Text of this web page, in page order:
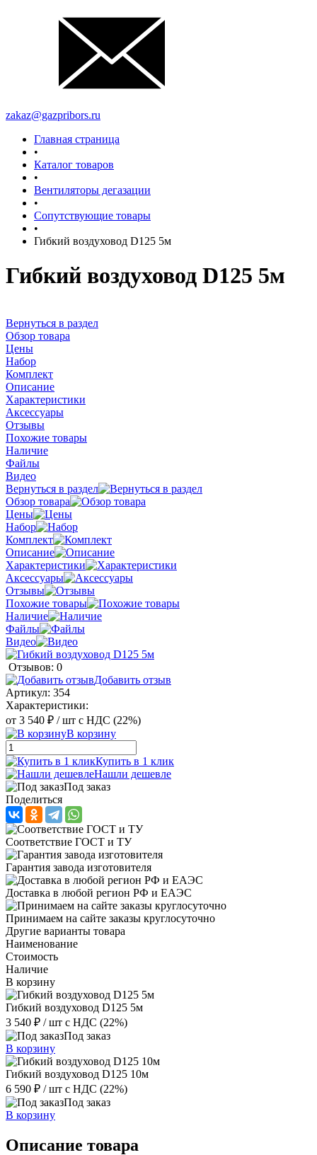
zakaz@gazpribors.ru
Главная страница
•
Каталог товаров
•
Вентиляторы дегазации
•
Сопутствующие товары
•
Гибкий воздуховод D125 5м
Гибкий воздуховод D125 5м
Вернуться в раздел
Обзор товара
Цены
Набор
Комплект
Описание
Характеристики
Аксессуары
Отзывы
Похожие товары
Наличие
Файлы
Видео
Вернуться в раздел
Обзор товара
Цены
Набор
Комплект
Описание
Характеристики
Аксессуары
Отзывы
Похожие товары
Наличие
Файлы
Видео
Отзывов: 0
Добавить отзыв
Артикул: 354
Характеристики:
от 3 540 ₽ / шт с НДС (22%)
В корзину
Купить в 1 клик
Нашли дешевле
Под заказ
Поделиться
Соответствие ГОСТ и ТУ
Гарантия завода изготовителя
Доставка в любой регион РФ и ЕАЭС
Принимаем на сайте заказы круглосуточно
Другие варианты товара
Наименование
Стоимость
Наличие
В корзину
Гибкий воздуховод D125 5м
3 540 ₽ / шт с НДС (22%)
Под заказ
В корзину
Гибкий воздуховод D125 10м
6 590 ₽ / шт с НДС (22%)
Под заказ
В корзину
Описание товара